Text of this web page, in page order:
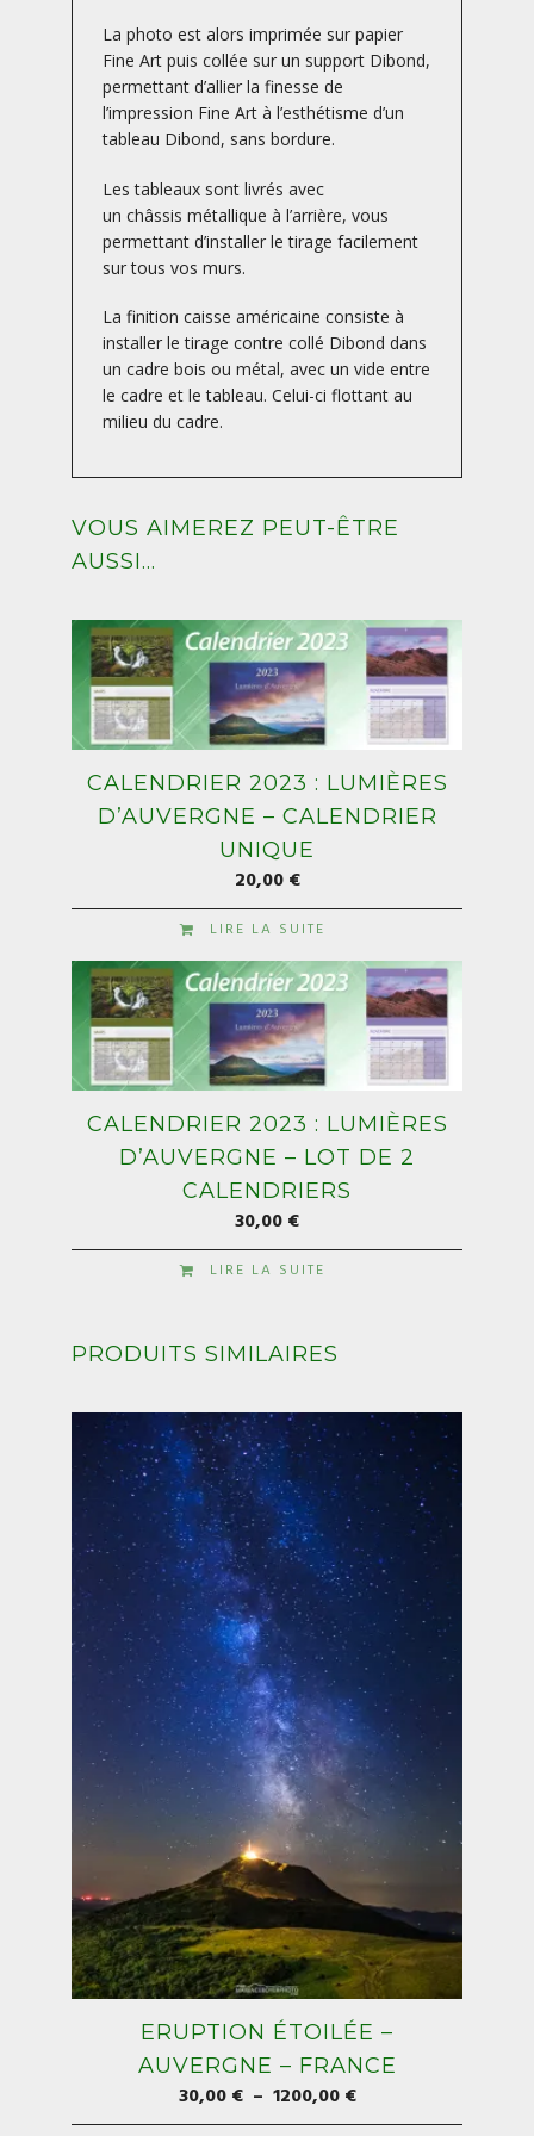
La photo est alors imprimée sur papier
Fine Art puis collée sur un support Dibond,
permettant d’allier la finesse de
l’impression Fine Art à l’esthétisme d’un
tableau Dibond, sans bordure.
Les tableaux sont livrés avec
un châssis métallique à l’arrière, vous
permettant d’installer le tirage facilement
sur tous vos murs.
La finition caisse américaine consiste à
installer le tirage contre collé Dibond dans
un cadre bois ou métal, avec un vide entre
le cadre et le tableau. Celui-ci flottant au
milieu du cadre.
VOUS AIMEREZ PEUT-ÊTRE
AUSSI…
CALENDRIER 2023 : LUMIÈRES
D’AUVERGNE – CALENDRIER
UNIQUE
20,00€
LIRE LA SUITE
CALENDRIER 2023 : LUMIÈRES
D’AUVERGNE – LOT DE 2
CALENDRIERS
30,00€
LIRE LA SUITE
PRODUITS SIMILAIRES
ERUPTION ÉTOILÉE –
AUVERGNE – FRANCE
30,00€ – 1200,00€Plage
de